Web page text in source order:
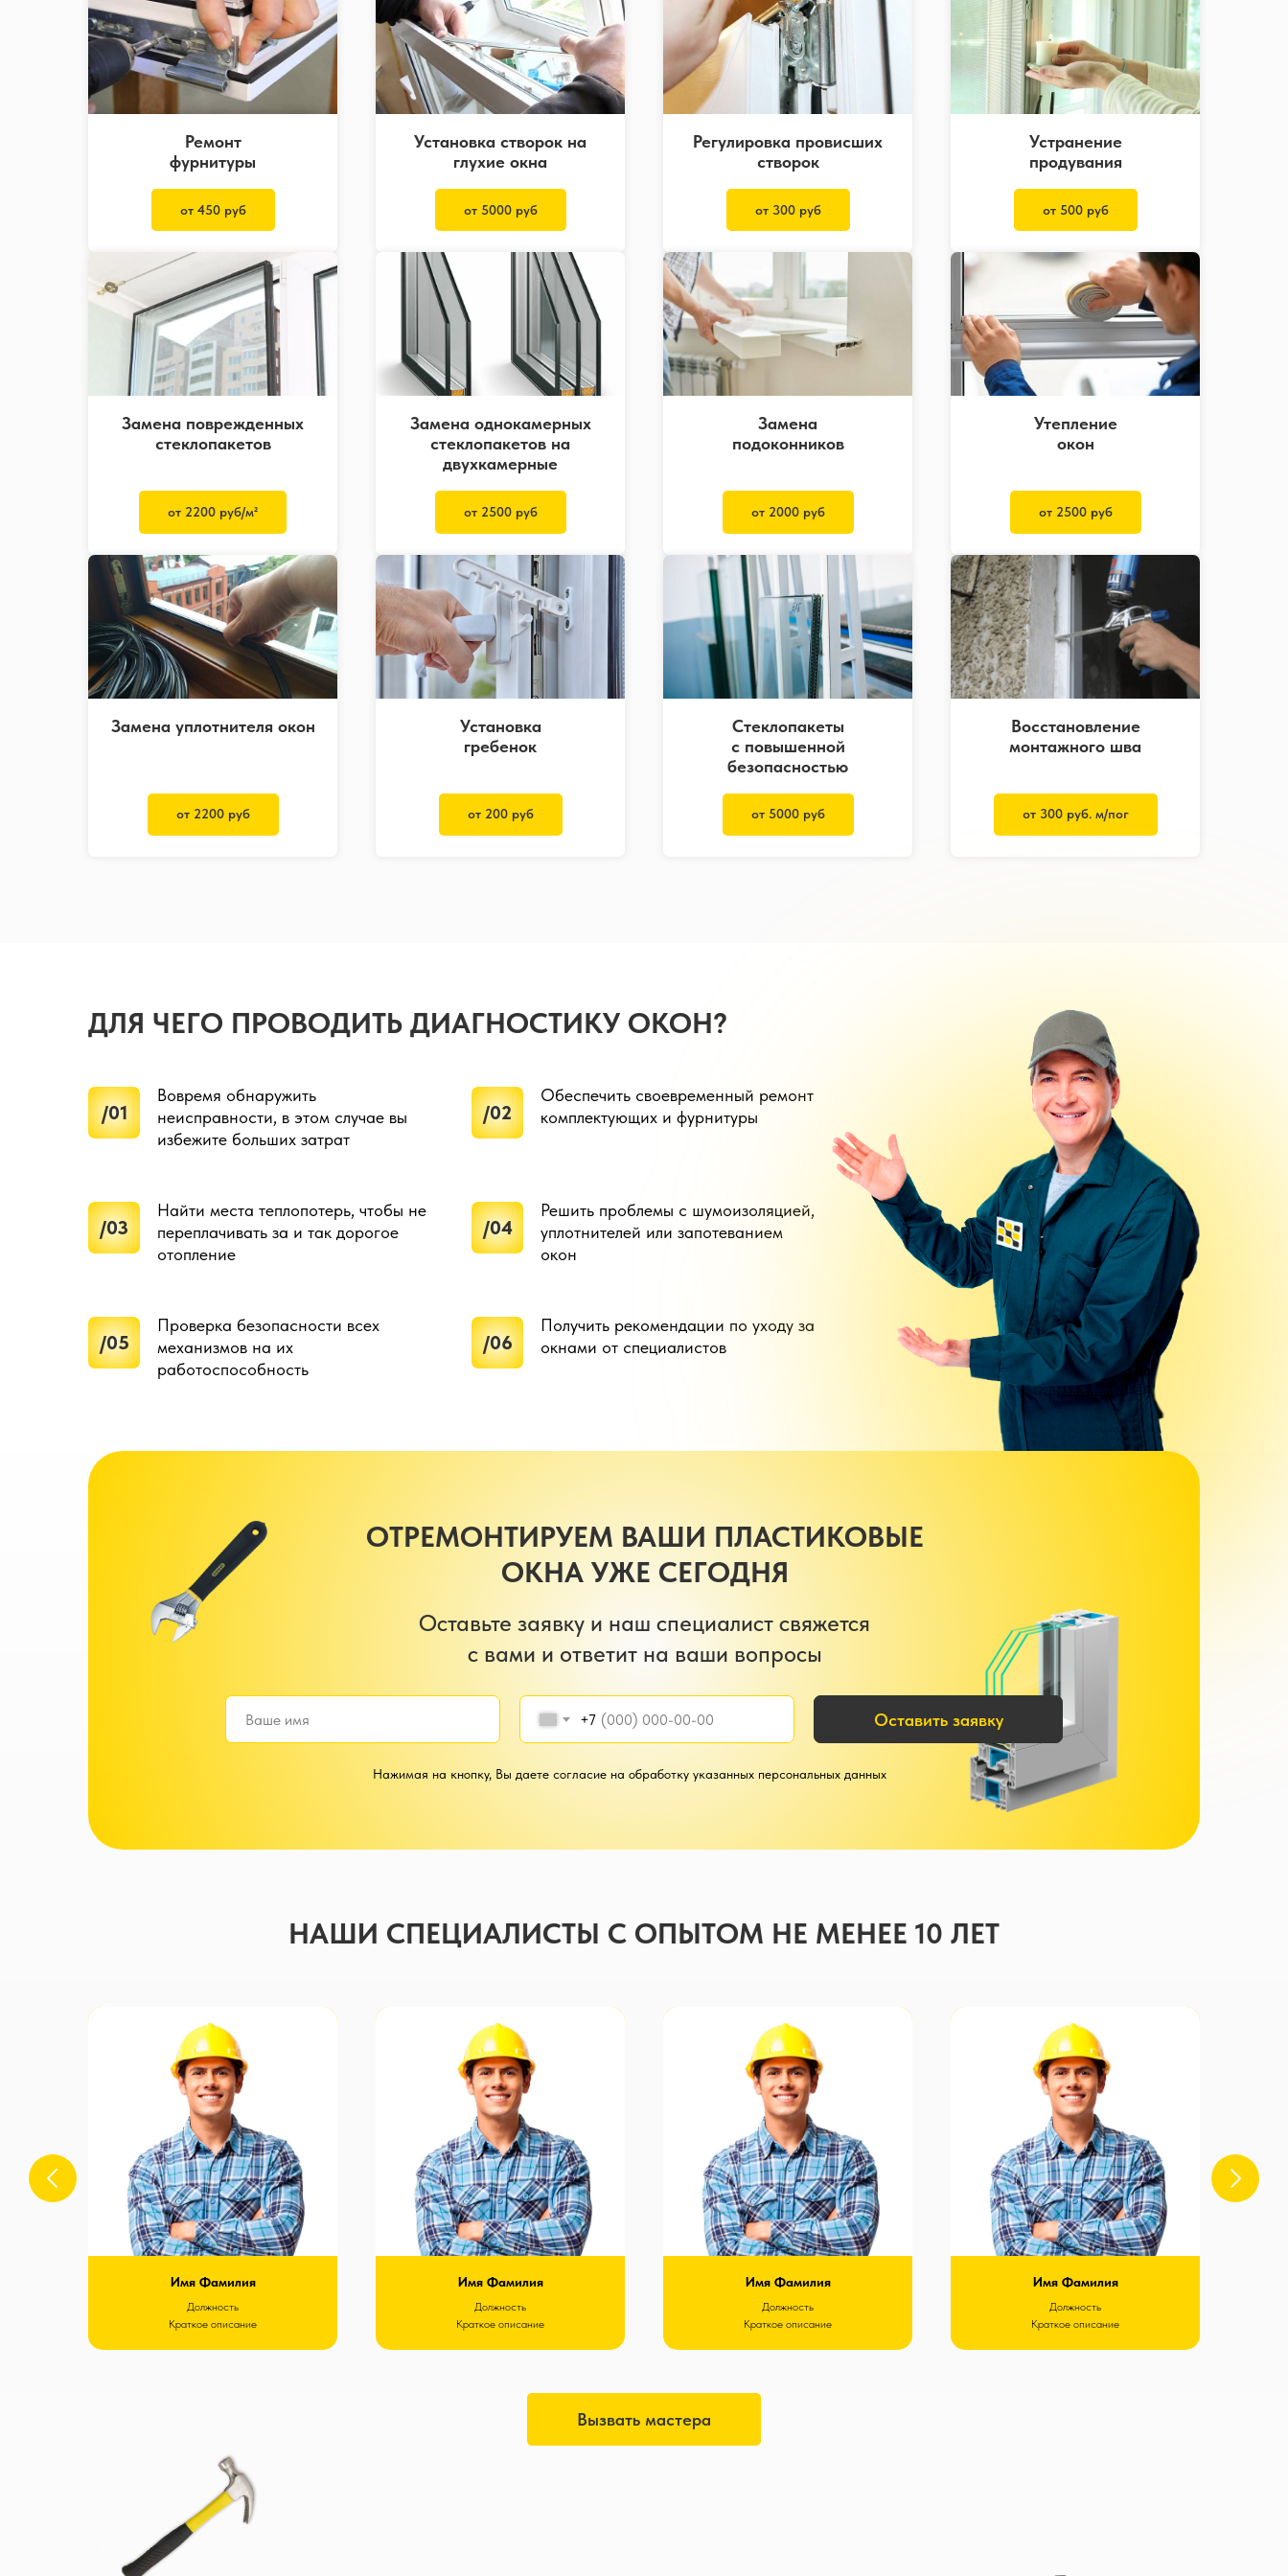
Ремонт
фурнитуры
от 450 руб
Установка створок на
глухие окна
от 5000 руб
Регулировка провисших
створок
от 300 руб
Устранение
продувания
от 500 руб
Замена поврежденных
стеклопакетов
от 2200 руб/м²
Замена однокамерных
стеклопакетов на
двухкамерные
от 2500 руб
Замена
подоконников
от 2000 руб
Утепление
окон
от 2500 руб
Замена уплотнителя окон
от 2200 руб
Установка
гребенок
от 200 руб
Стеклопакеты
с повышенной
безопасностью
от 5000 руб
Восстановление
монтажного шва
от 300 руб. м/пог
ДЛЯ ЧЕГО ПРОВОДИТЬ ДИАГНОСТИКУ ОКОН?
Вовремя обнаружить
неисправности, в этом случае вы
избежите больших затрат
/01
Обеспечить своевременный ремонт
комплектующих и фурнитуры
/02
Найти места теплопотерь, чтобы не
переплачивать за и так дорогое
отопление
/03
Решить проблемы с шумоизоляцией,
уплотнителей или запотеванием
окон
/04
Проверка безопасности всех
механизмов на их
работоспособность
/05
Получить рекомендации по уходу за
окнами от специалистов
/06
ОТРЕМОНТИРУЕМ ВАШИ ПЛАСТИКОВЫЕ
ОКНА УЖЕ СЕГОДНЯ
Оставьте заявку и наш специалист свяжется
с вами и ответит на ваши вопросы
+7 Оставить заявку
Нажимая на кнопку, Вы даете согласие на обработку указанных персональных данных
НАШИ СПЕЦИАЛИСТЫ С ОПЫТОМ НЕ МЕНЕЕ 10 ЛЕТ
Имя Фамилия
Должность
Краткое описание
Имя Фамилия
Должность
Краткое описание
Имя Фамилия
Должность
Краткое описание
Имя Фамилия
Должность
Краткое описание
Вызвать мастера